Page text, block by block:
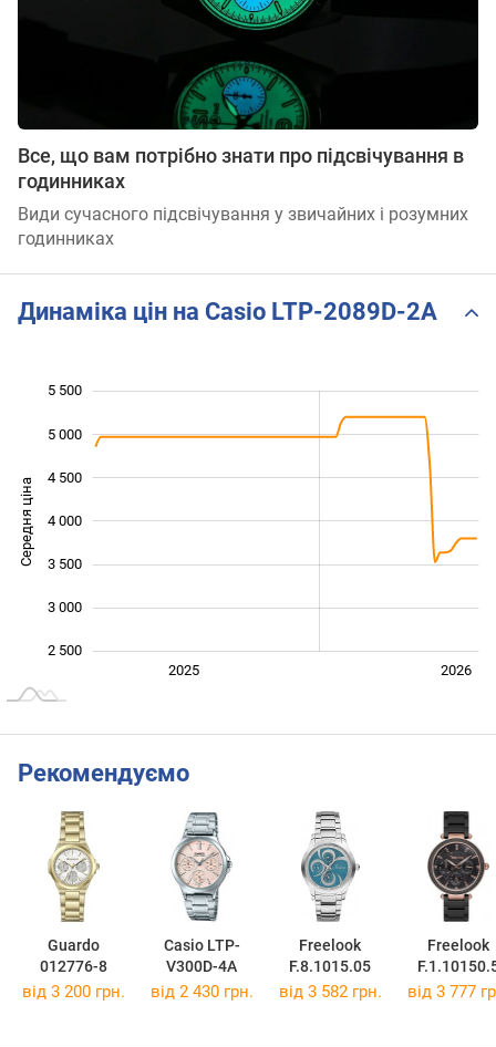
Все, що вам потрібно знати про підсвічування в
годинниках
Види сучасного підсвічування у звичайних і розумних
годинниках
Динаміка цін на Casio LTP-2089D-2A
Середня ціна 2 500
2 500
3 000
3 500
4 000
4 500
5 000
5 500
2026
2025
Рекомендуємо
Guardo
012776-8
Casio LTP-
V300D-4A
Freelook
F.8.1015.05
Freelook
від 3 200 грн. від 2 430 грн. від 3 582 грн. від 3 777